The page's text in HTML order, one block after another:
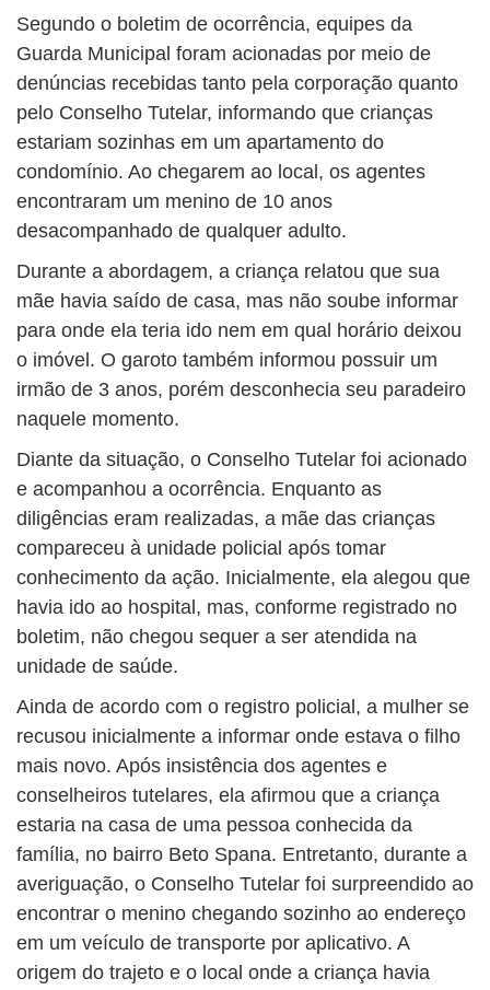
Segundo o boletim de ocorrência, equipes da
Guarda Municipal foram acionadas por meio de
denúncias recebidas tanto pela corporação quanto
pelo Conselho Tutelar, informando que crianças
estariam sozinhas em um apartamento do
condomínio. Ao chegarem ao local, os agentes
encontraram um menino de 10 anos
desacompanhado de qualquer adulto.
Durante a abordagem, a criança relatou que sua
mãe havia saído de casa, mas não soube informar
para onde ela teria ido nem em qual horário deixou
o imóvel. O garoto também informou possuir um
irmão de 3 anos, porém desconhecia seu paradeiro
naquele momento.
Diante da situação, o Conselho Tutelar foi acionado
e acompanhou a ocorrência. Enquanto as
diligências eram realizadas, a mãe das crianças
compareceu à unidade policial após tomar
conhecimento da ação. Inicialmente, ela alegou que
havia ido ao hospital, mas, conforme registrado no
boletim, não chegou sequer a ser atendida na
unidade de saúde.
Ainda de acordo com o registro policial, a mulher se
recusou inicialmente a informar onde estava o filho
mais novo. Após insistência dos agentes e
conselheiros tutelares, ela afirmou que a criança
estaria na casa de uma pessoa conhecida da
família, no bairro Beto Spana. Entretanto, durante a
averiguação, o Conselho Tutelar foi surpreendido ao
encontrar o menino chegando sozinho ao endereço
em um veículo de transporte por aplicativo. A
origem do trajeto e o local onde a criança havia